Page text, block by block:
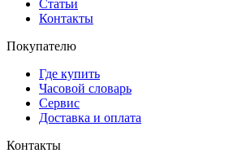
Статьи
Контакты
Покупателю
Где купить
Часовой словарь
Сервис
Доставка и оплата
Контакты